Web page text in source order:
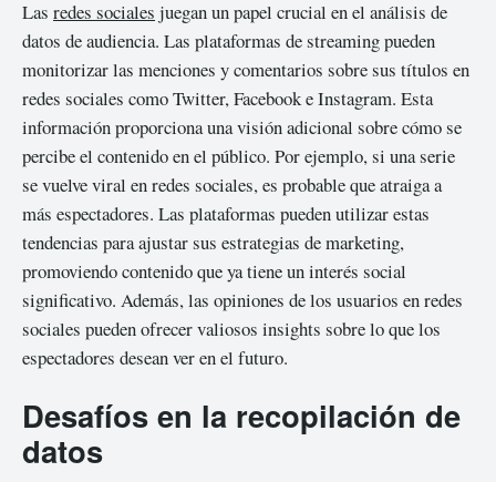
Las redes sociales juegan un papel crucial en el análisis de
datos de audiencia. Las plataformas de streaming pueden
monitorizar las menciones y comentarios sobre sus títulos en
redes sociales como Twitter, Facebook e Instagram. Esta
información proporciona una visión adicional sobre cómo se
percibe el contenido en el público. Por ejemplo, si una serie
se vuelve viral en redes sociales, es probable que atraiga a
más espectadores. Las plataformas pueden utilizar estas
tendencias para ajustar sus estrategias de marketing,
promoviendo contenido que ya tiene un interés social
significativo. Además, las opiniones de los usuarios en redes
sociales pueden ofrecer valiosos insights sobre lo que los
espectadores desean ver en el futuro.
Desafíos en la recopilación de
datos